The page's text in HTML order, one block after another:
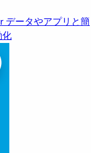
データやアプリと簡
化